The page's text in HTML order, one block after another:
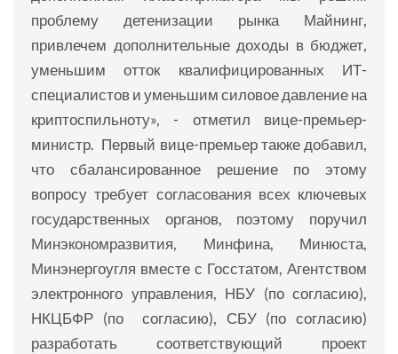
проблему детенизации рынка Майнинг,
привлечем дополнительные доходы в бюджет,
уменьшим отток квалифицированных ИТ-
специалистов и уменьшим силовое давление на
криптоспильноту», - отметил вице-премьер-
министр. Первый вице-премьер также добавил,
что сбалансированное решение по этому
вопросу требует согласования всех ключевых
государственных органов, поэтому поручил
Минэкономразвития, Минфина, Минюста,
Минэнергоугля вместе с Госстатом, Агентством
электронного управления, НБУ (по согласию),
НКЦБФР (по согласию), СБУ (по согласию)
разработать соответствующий проект